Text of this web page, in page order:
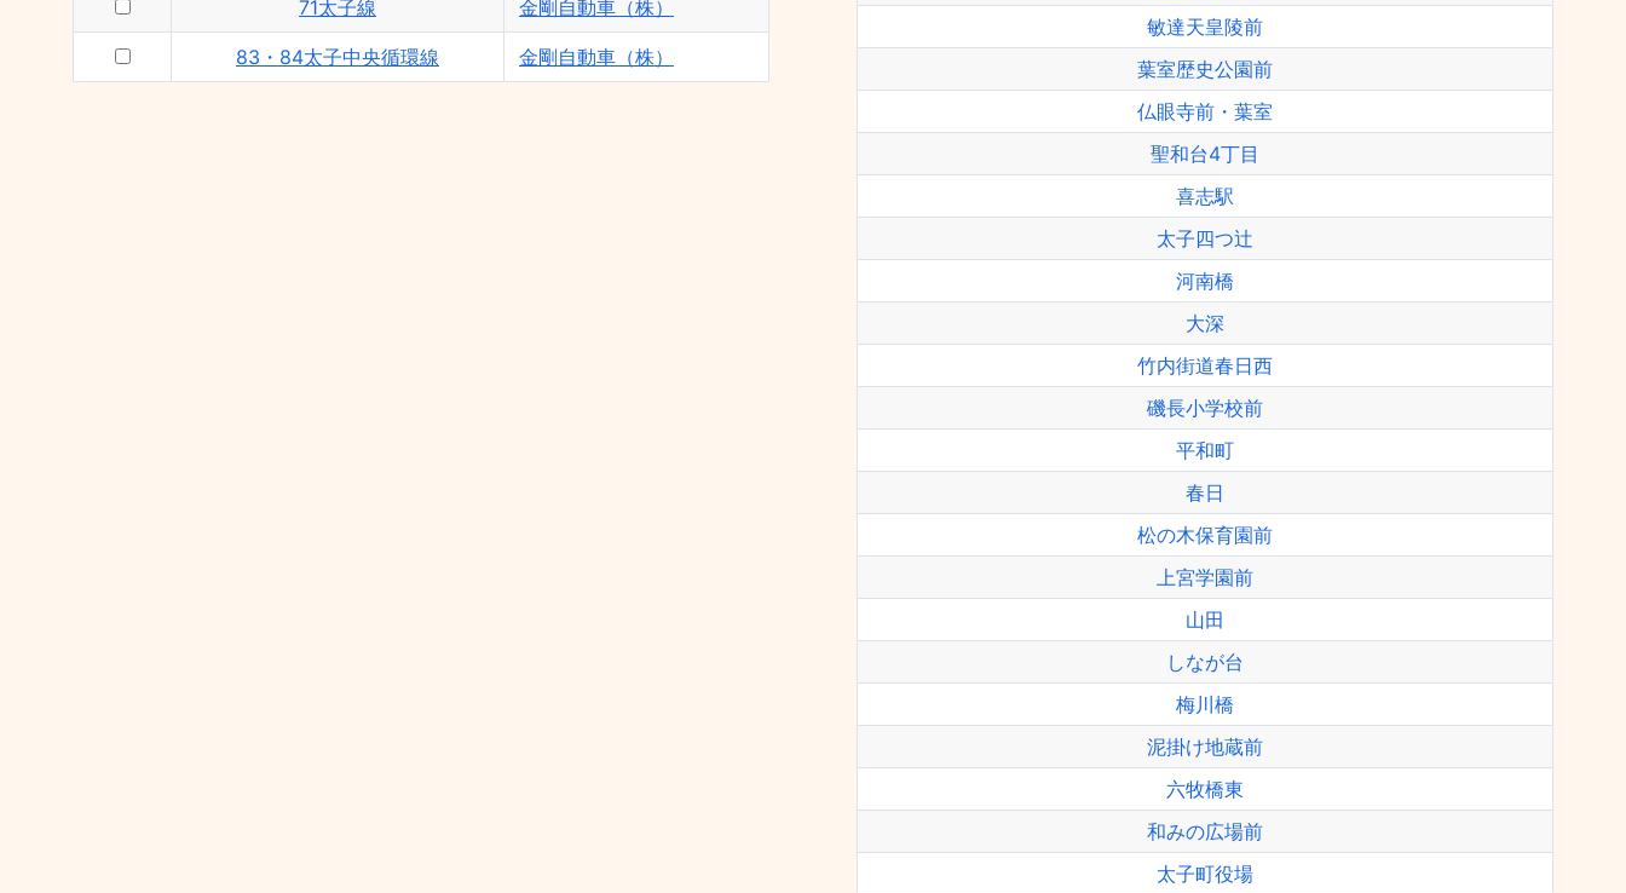
71太子線 金剛自動車（株）
83・84太子中央循環線 金剛自動車（株）
敏達天皇陵前
葉室歴史公園前
仏眼寺前・葉室
聖和台4丁目
喜志駅
太子四つ辻
河南橋
大深
竹内街道春日西
磯長小学校前
平和町
春日
松の木保育園前
上宮学園前
山田
しなが台
梅川橋
泥掛け地蔵前
六牧橋東
和みの広場前
太子町役場